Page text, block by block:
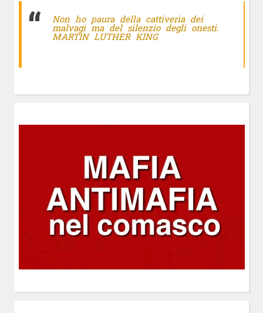
Non ho paura della cattiveria dei
malvagi ma del silenzio degli onesti.
MARTIN LUTHER KING